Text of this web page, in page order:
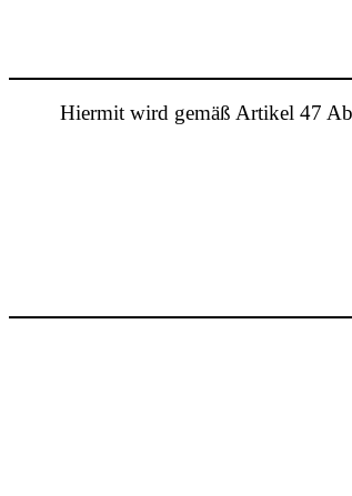
Hiermit wird gemäß Artikel 47